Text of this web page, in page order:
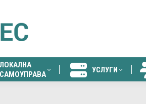
ЛОКАЛНА
САМОУПРАВА
УСЛУГИ